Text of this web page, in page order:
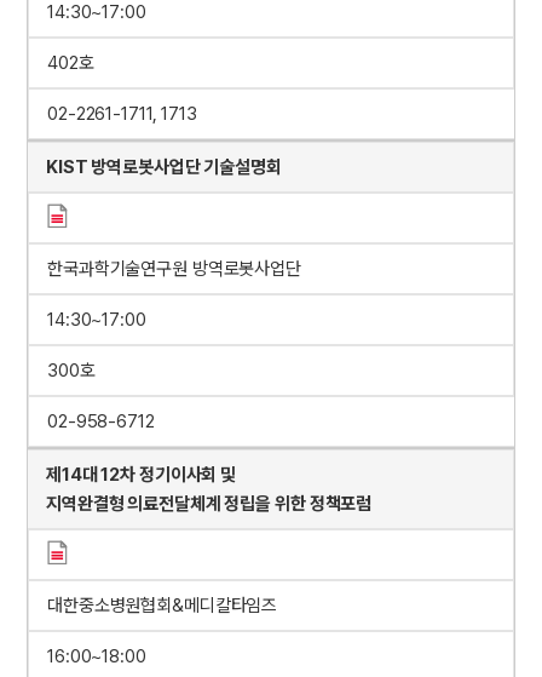
14:30~17:00
402호
02-2261-1711, 1713
KIST 방역로봇사업단 기술설명회
한국과학기술연구원 방역로봇사업단
14:30~17:00
300호
02-958-6712
제14대 12차 정기이사회 및
지역완결형 의료전달체계 정립을 위한 정책포럼
대한중소병원협회&메디칼타임즈
16:00~18:00